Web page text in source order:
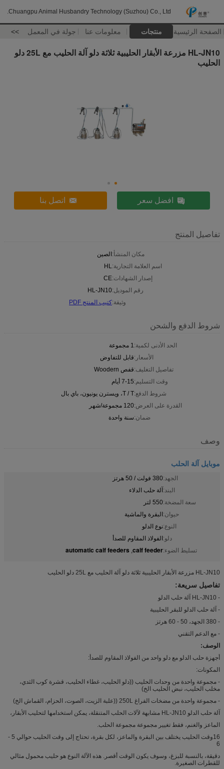
Chuangpu Animal Husbandry Technology (Suzhou) Co., Ltd.
الصفحة الرئيسية منتجات معلومات عنا جولة في المعمل >>
HL-JN10 مزرعة الأبقار الحليبية ثلاثة دلو آلة الحليب مع 25L دلو
الحليب
افضل سعر اتصل بنا
تفاصيل المنتج
مكان المنشأ:الصين
اسم العلامة التجارية:HL
إصدار الشهادات:CE
رقم الموديل:HL-JN10
وثيقة:كتيب المنتج PDF
شروط الدفع والشحن
الحد الأدنى لكمية:1 مجموعة
الأسعار:قابل للتفاوض
تفاصيل التغليف:قفص Woodern
وقت التسليم:7-15 أيام
شروط الدفع:T / T، ويسترن يونيون، باي بال
القدرة على العرض:120 مجموعة/شهر
ضمان:سنة واحدة
وصف
موبايل آلة الحلب
الجهد:380 فولت / 50 هرتز
البند:آلة حلب الدلاء
سعة المضخة:550 لتر
حيوان:البقرة والماشية
النوع:نوع الدلو
دلو:الفولاذ المقاوم للصدأ
تسليط الضوء:calf feeder
,
automatic calf feeders
HL-JN10 مزرعة الأبقار الحليبية ثلاثة دلو آلة الحليب مع 25L دلو الحليب
تفاصيل سريعة:
- HL-JN10 آلة حلب الدلو
- آلة حلب الدلو للبقر الحليبية
- 380 الجهد، 50 - 60 هرتز
- مع الدعم التقني
الوصف:
أجهزة حلب الدلو مع دلو واحد من الفولاذ المقاوم للصدأ:
المكونات:
- مجموعة واحدة من وحدات الحليب ((دلو الحليب، غطاء الحليب، قشرة كوب الثدي،
مخلب الحليب، نبض الحليب الخ)
- مجموعة واحدة من مضخات الفراغ 250L ((علبة الزيت، الصوت، الحزام، القماش الخ)
آلة حلب الدلو HL-JN10 مشابهة لآلات الحلب المتنقلة، يمكن استخدامها لتحليب الأبقار،
الماعز والغنم، فقط تغيير مجموعة مجموعة الحلب.
16وقت الحليب يختلف بين البقرة والماعز، لكل بقرة، تحتاج إلى وقت الحليب حوالي 5 -
6
دقيقة، بالنسبة للبزغ، وسوف يكون الوقت أقصر. هذه الآلة النوع هو حليب محمول مثالي
للقطرات الصغيرة.